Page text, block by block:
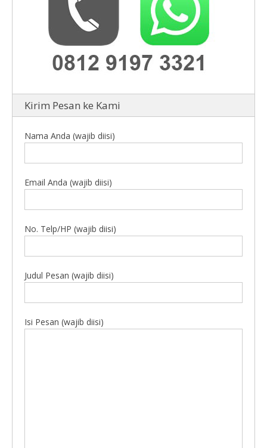
Kirim Pesan ke Kami
Nama Anda (wajib diisi)
Email Anda (wajib diisi)
No. Telp/HP (wajib diisi)
Judul Pesan (wajib diisi)
Isi Pesan (wajib diisi)